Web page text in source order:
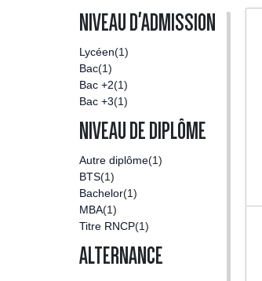
NIVEAU D'ADMISSION
Lycéen(1)
Bac(1)
Bac +2(1)
Bac +3(1)
NIVEAU DE DIPLÔME
Autre diplôme(1)
BTS(1)
Bachelor(1)
MBA(1)
Titre RNCP(1)
ALTERNANCE